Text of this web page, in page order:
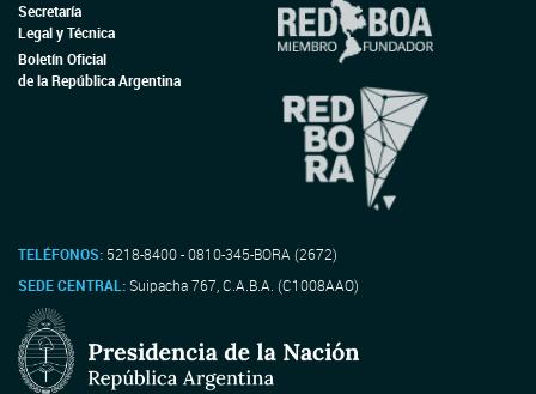
Secretaría
Legal y Técnica
Boletín Oficial
de la República Argentina
TELÉFONOS: 5218-8400 - 0810-345-BORA (2672)
SEDE CENTRAL:Suipacha 767, C.A.B.A. (C1008AAO)